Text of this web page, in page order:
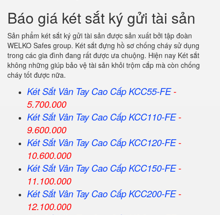
Báo giá két sắt ký gửi tài sản
Sản phẩm két sắt ký gửi tài sản được sản xuất bởi tập đoàn
WELKO Safes group. Két sắt đựng hồ sơ chống cháy sử dụng
trong các gia đình đang rất được ưa chuộng. Hiện nay Két sắt
không những giúp bảo vệ tài sản khỏi trộm cắp mà còn chống
cháy tốt được nữa.
Két Sắt Vân Tay Cao Cấp KCC55-FE-
5.700.000
Két Sắt Vân Tay Cao Cấp KCC110-FE-
9.600.000
Két Sắt Vân Tay Cao Cấp KCC120-FE-
10.600.000
Két Sắt Vân Tay Cao Cấp KCC150-FE-
11.100.000
Két Sắt Vân Tay Cao Cấp KCC200-FE-
12.100.000